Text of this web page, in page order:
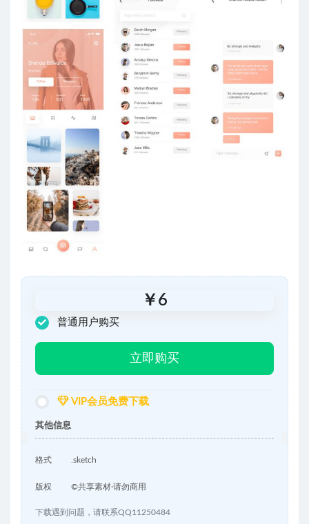
￥ 6
普通用户购买
立即购买
VIP会员免费下载
其他信息
格式 .sketch
版权 ©共享素材·请勿商用
下载遇到问题，请联系QQ11250484